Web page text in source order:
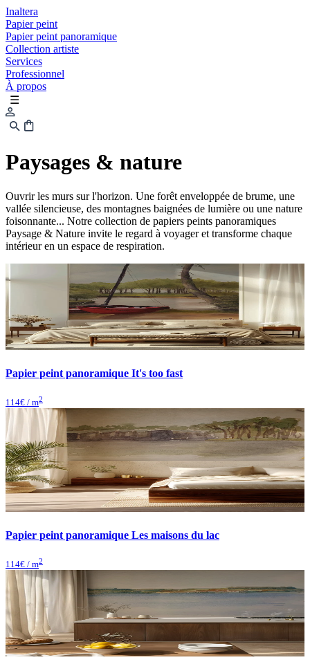
Inaltera
Papier peint
Papier peint panoramique
Collection artiste
Services
Professionnel
À propos
☰
Paysages & nature
Ouvrir les murs sur l'horizon. Une forêt enveloppée de brume, une
vallée silencieuse, des montagnes baignées de lumière ou une nature
foisonnante... Notre collection de papiers peints panoramiques
Paysage & Nature invite le regard à voyager et transforme chaque
intérieur en un espace de respiration.
Papier peint panoramique It's too fast
114€ / m2
Papier peint panoramique Les maisons du lac
114€ / m2